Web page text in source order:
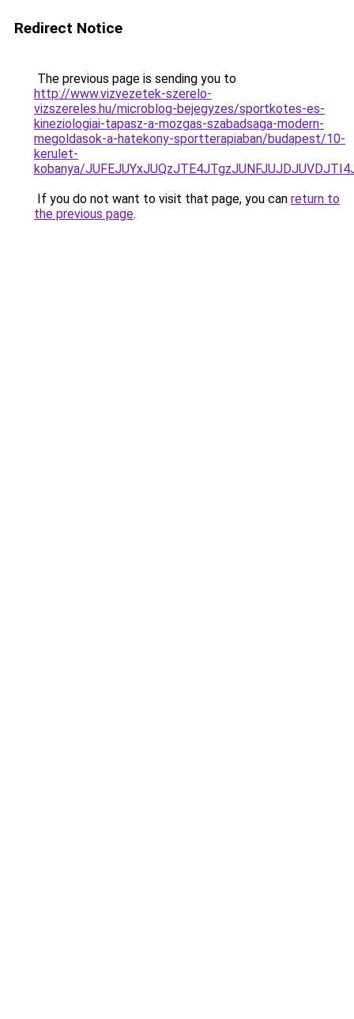
Redirect Notice
The previous page is sending you to
http://www.vizvezetek-szerelo-
vizszereles.hu/microblog-bejegyzes/sportkotes-es-
kineziologiai-tapasz-a-mozgas-szabadsaga-modern-
megoldasok-a-hatekony-sportterapiaban/budapest/10-
kerulet-
kobanya/
If you do not want to visit that page, you can return to
the previous page.